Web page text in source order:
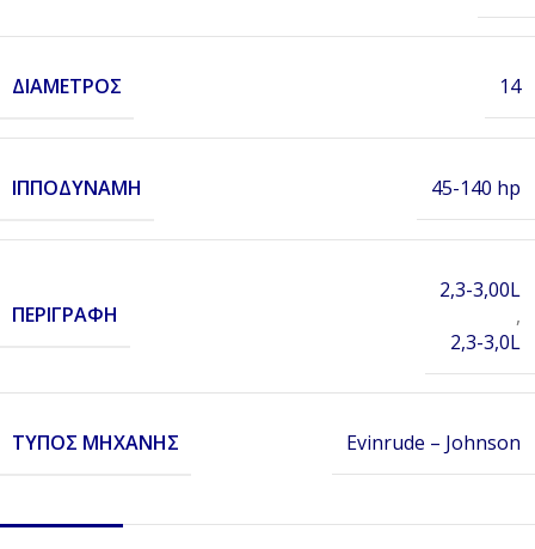
ΔΙΆΜΕΤΡΟΣ 14
ΙΠΠΟΔΎΝΑΜΗ 45-140 hp
ΠΕΡΙΓΡΑΦΉ
2,3-3,00L
,
2,3-3,0L
ΤΎΠΟΣ ΜΗΧΑΝΉΣ Evinrude – Johnson